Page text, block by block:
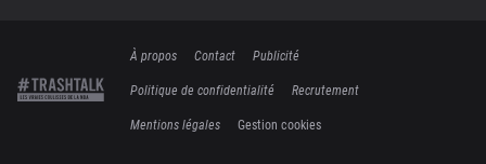
À propos Contact
Publicité
Politique de confidentialité
Recrutement
Mentions légales
Gestion cookies